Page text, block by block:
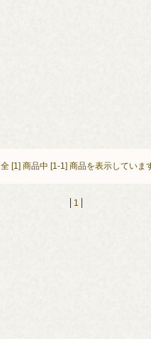
全 [1] 商品中 [1-1] 商品を表示していま
1